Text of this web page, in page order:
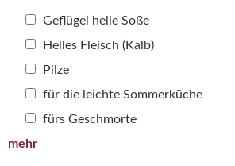
Geflügel helle Soße
Helles Fleisch (Kalb)
Pilze
für die leichte Sommerküche
fürs Geschmorte
mehr